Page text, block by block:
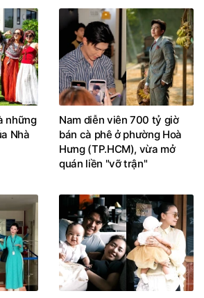
những
Nhà
Nam diễn viên 700 tỷ giờ
bán cà phê ở phường Hoà
Hưng (TP.HCM), vừa mở
quán liền "vỡ trận"